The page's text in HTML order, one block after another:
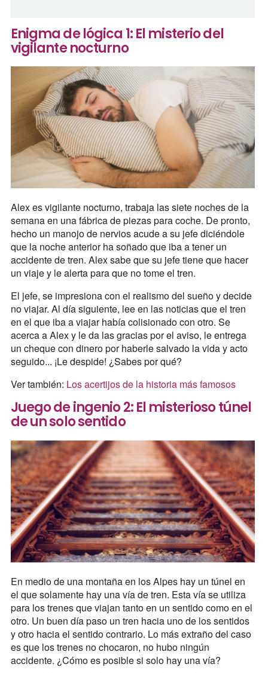
Enigma de lógica 1: El misterio del
vigilante nocturno
Alex es vigilante nocturno, trabaja las siete noches de la
semana en una fábrica de piezas para coche. De pronto,
hecho un manojo de nervios acude a su jefe diciéndole
que la noche anterior ha soñado que iba a tener un
accidente de tren. Alex sabe que su jefe tiene que hacer
un viaje y le alerta para que no tome el tren.
El jefe, se impresiona con el realismo del sueño y decide
no viajar. Al día siguiente, lee en las noticias que el tren
en el que iba a viajar había colisionado con otro. Se
acerca a Alex y le da las gracias por el aviso, le entrega
un cheque con dinero por haberle salvado la vida y acto
seguido... ¡Le despide! ¿Sabes por qué?
Ver también: Los acertijos de la historia más famosos
Juego de ingenio 2: El misterioso túnel
de un solo sentido
En medio de una montaña en los Alpes hay un túnel en
el que solamente hay una vía de tren. Esta vía se utiliza
para los trenes que viajan tanto en un sentido como en el
otro. Un buen día paso un tren hacia uno de los sentidos
y otro hacia el sentido contrario. Lo más extraño del caso
es que los trenes no chocaron, no hubo ningún
accidente. ¿Cómo es posible si solo hay una vía?